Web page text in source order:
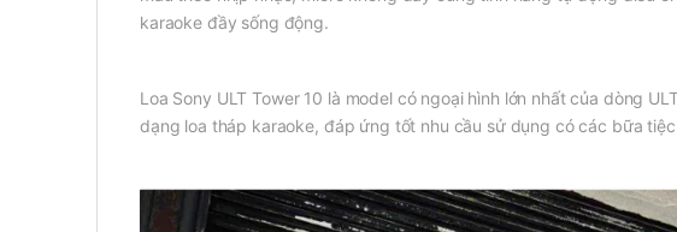
karaoke đầy sống động.
Loa Sony ULT Tower 10 là model có ngoại hình lớn nhất của dòng
dạng loa tháp karaoke, đáp ứng tốt nhu cầu sử dụng có các bữa